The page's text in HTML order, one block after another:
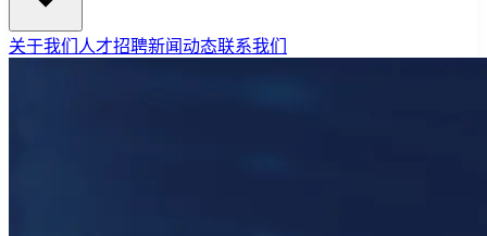
关于我们 人才招聘新闻动态联系我们